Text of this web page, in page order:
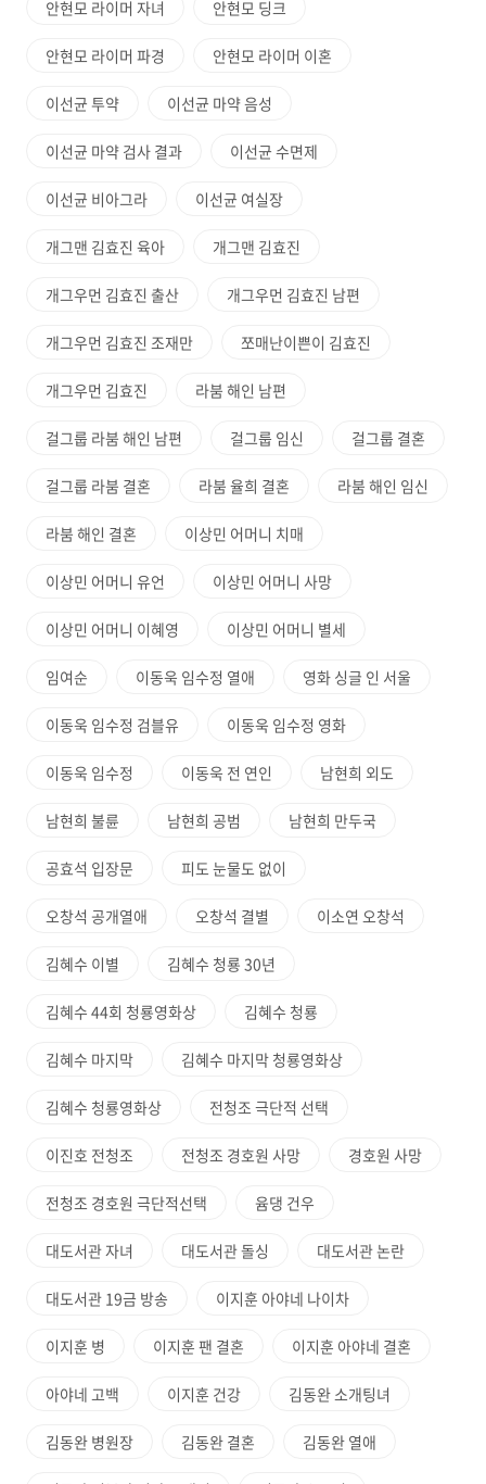
안현모 라이머 자녀 안현모 딩크
안현모 라이머 파경 안현모 라이머 이혼
이선균 투약 이선균 마약 음성
이선균 마약 검사 결과 이선균 수면제
이선균 비아그라 이선균 여실장
개그맨 김효진 육아 개그맨 김효진
개그우먼 김효진 출산 개그우먼 김효진 남편
개그우먼 김효진 조재만 쪼매난이쁜이 김효진
개그우먼 김효진 라붐 해인 남편
걸그룹 라붐 해인 남편 걸그룹 임신 걸그룹 결혼
걸그룹 라붐 결혼 라붐 율희 결혼 라붐 해인 임신
라붐 해인 결혼 이상민 어머니 치매
이상민 어머니 유언 이상민 어머니 사망
이상민 어머니 이혜영 이상민 어머니 별세
임여순 이동욱 임수정 열애 영화 싱글 인 서울
이동욱 임수정 검블유 이동욱 임수정 영화
이동욱 임수정 이동욱 전 연인 남현희 외도
남현희 불륜 남현희 공범 남현희 만두국
공효석 입장문 피도 눈물도 없이
오창석 공개열애 오창석 결별 이소연 오창석
김혜수 이별 김혜수 청룡 30년
김혜수 44회 청룡영화상 김혜수 청룡
김혜수 마지막 김혜수 마지막 청룡영화상
김혜수 청룡영화상 전청조 극단적 선택
이진호 전청조 전청조 경호원 사망 경호원 사망
전청조 경호원 극단적선택 윰댕 건우
대도서관 자녀 대도서관 돌싱 대도서관 논란
대도서관 19금 방송 이지훈 아야네 나이차
이지훈 병 이지훈 팬 결혼 이지훈 아야네 결혼
아야네 고백 이지훈 건강 김동완 소개팅녀
김동완 병원장 김동완 결혼 김동완 열애